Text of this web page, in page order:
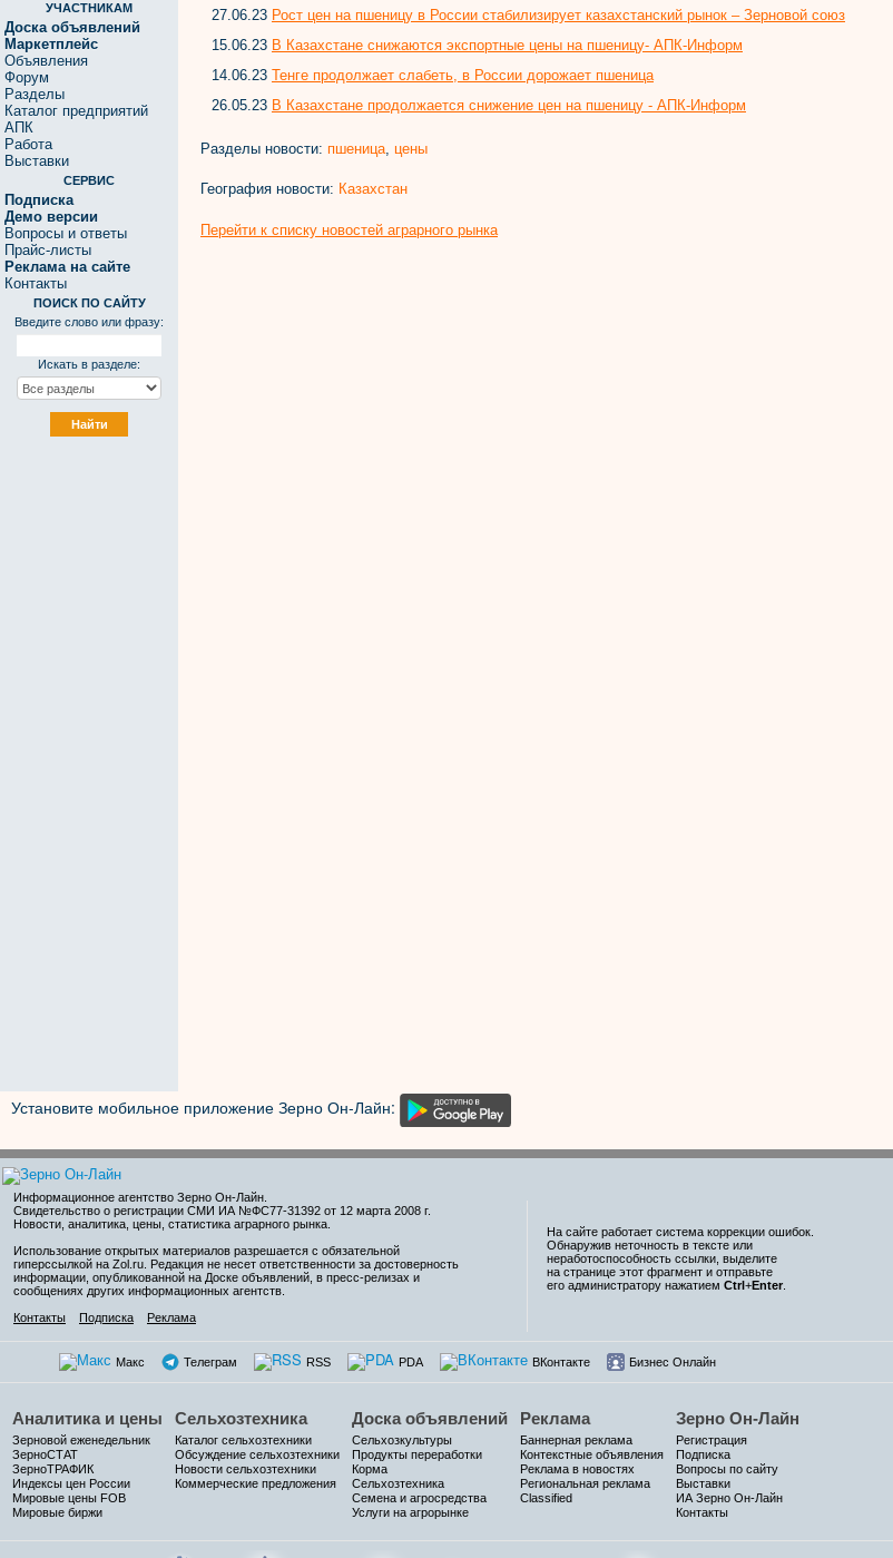
УЧАСТНИКАМ
Доска объявлений
Маркетплейс
Объявления
Форум
Разделы
Каталог предприятий
АПК
Работа
Выставки
СЕРВИС
Подписка
Демо версии
Вопросы и ответы
Прайс-листы
Реклама на сайте
Контакты
ПОИСК ПО САЙТУ
Введите слово или фразу:
Искать в разделе:
27.06.23 Рост цен на пшеницу в России стабилизирует казахстанский рынок – Зерновой союз
15.06.23 В Казахстане снижаются экспортные цены на пшеницу- АПК-Информ
14.06.23 Тенге продолжает слабеть, в России дорожает пшеница
26.05.23 В Казахстане продолжается снижение цен на пшеницу - АПК-Информ
Разделы новости: пшеница цены
География новости: Казахстан
Перейти к списку новостей аграрного рынка
Установите мобильное приложение Зерно Он-Лайн:
Информационное агентство Зерно Он-Лайн
Свидетельство о регистрации СМИ ИА №ФС77-31392 от 12 марта 2008 г.
Новости, аналитика, цены, статистика аграрного рынка.
Использование открытых материалов разрешается с обязательной
гиперссылкой на Zol.ru. Редакция не несет ответственности за достоверность
информации, опубликованной на Доске объявлений, в пресс-релизах и
сообщениях других информационных агентств.
Контакты
Подписка Реклама
На сайте работает система коррекции ошибок.
Обнаружив неточность в тексте или
неработоспособность ссылки, выделите
на странице этот фрагмент и отправьте
его администратору нажатием Ctrl+Enter
Макс Телеграм RSS PDA ВКонтакте Бизнес Онлайн
Аналитика и цены
Зерновой еженедельник
ЗерноСТАТ
ЗерноТРАФИК
Индексы цен России
Мировые цены FOB
Мировые биржи
Сельхозтехника
Каталог сельхозтехники
Обсуждение сельхозтехники
Новости сельхозтехники
Коммерческие предложения
Доска объявлений
Сельхозкультуры
Продукты переработки
Корма
Сельхозтехника
Семена и агросредства
Услуги на агрорынке
Реклама
Баннерная реклама
Контекстные объявления
Реклама в новостях
Региональная реклама
Classified
Зерно Он-Лайн
Регистрация
Подписка
Вопросы по сайту
Выставки
ИА Зерно Он-Лайн
Контакты